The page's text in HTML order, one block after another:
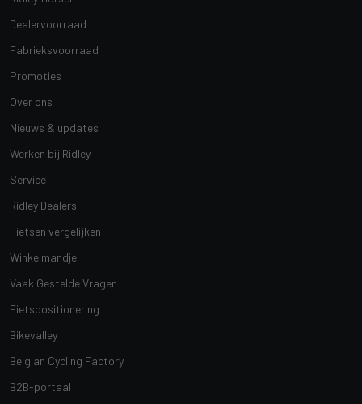
Dealervoorraad
Fabrieksvoorraad
Promoties
Over ons
Nieuws & updates
Werken bij Ridley
Service
Ridley Dealers
Fietsen vergelijken
Winkelmandje
Vaak Gestelde Vragen
Fietspositionering
Bikevalley
Belgian Cycling Factory
B2B-portaal